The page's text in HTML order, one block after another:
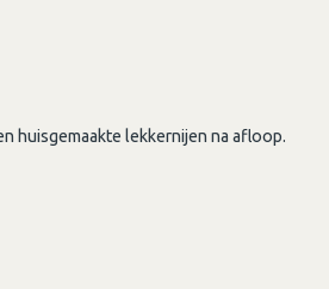
huisgemaakte lekkernijen na afloop.